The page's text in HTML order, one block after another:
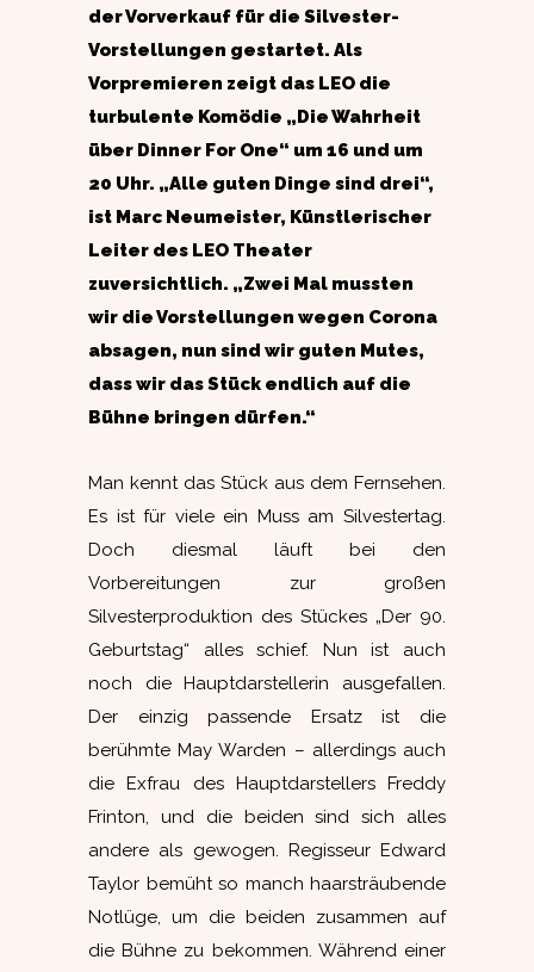
der Vorverkauf für die Silvester-
Vorstellungen gestartet. Als
Vorpremieren zeigt das LEO die
turbulente Komödie „Die Wahrheit
über Dinner For One“ um 16 und um
20 Uhr. „Alle guten Dinge sind drei“,
ist Marc Neumeister, Künstlerischer
Leiter des LEO Theater
zuversichtlich. „Zwei Mal mussten
wir die Vorstellungen wegen Corona
absagen, nun sind wir guten Mutes,
dass wir das Stück endlich auf die
Bühne bringen dürfen.“
Man kennt das Stück aus dem Fernsehen.
Es ist für viele ein Muss am Silvestertag.
Doch diesmal läuft bei den
Vorbereitungen zur großen
Silvesterproduktion des Stückes „Der 90.
Geburtstag“ alles schief. Nun ist auch
noch die Hauptdarstellerin ausgefallen.
Der einzig passende Ersatz ist die
berühmte May Warden – allerdings auch
die Exfrau des Hauptdarstellers Freddy
Frinton, und die beiden sind sich alles
andere als gewogen. Regisseur Edward
Taylor bemüht so manch haarsträubende
Notlüge, um die beiden zusammen auf
die Bühne zu bekommen. Während einer